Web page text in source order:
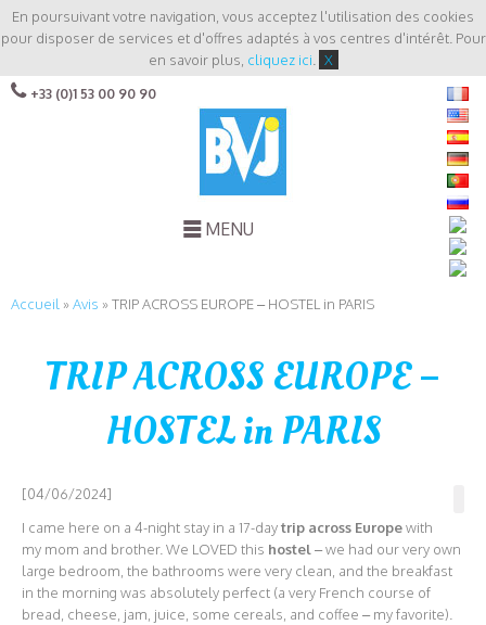
En poursuivant votre navigation, vous acceptez l'utilisation des cookies
pour disposer de services et d'offres adaptés à vos centres d'intérêt. Pour
en savoir plus, cliquez ici X
+33 (0)1 53 00 90 90
MENU
Accueil »Avis »TRIP ACROSS EUROPE – HOSTEL in PARIS
TRIP ACROSS EUROPE –
HOSTEL in PARIS
[04/06/2024]
I came here on a 4-night stay in a 17-daytrip across Europewith
my mom and brother. We LOVED this hostel– we had our very own
large bedroom, the bathrooms were very clean, and the breakfast
in the morning was absolutely perfect (a very French course of
bread, cheese, jam, juice, some cereals, and coffee – my favorite).